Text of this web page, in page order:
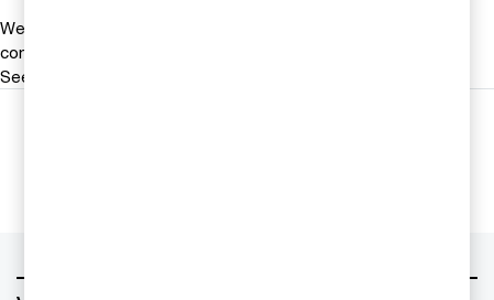
We help you meet tomorrow’s tech demands
compete at a speed that rewrites the rules
See how